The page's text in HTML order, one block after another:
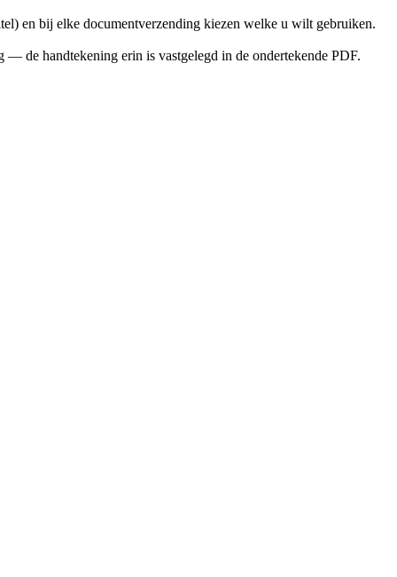
en bij elke documentverzending kiezen welke u wilt gebruiken.
de handtekening erin is vastgelegd in de ondertekende PDF.